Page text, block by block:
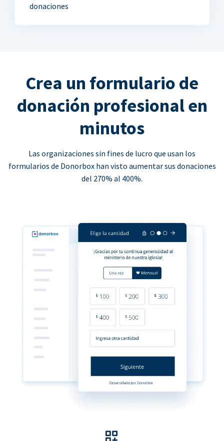
donaciones
Crea un formulario de
donación profesional en
minutos
Las organizaciones sin fines de lucro que usan los
formularios de Donorbox han visto aumentar sus donaciones
del 270% al 400%.